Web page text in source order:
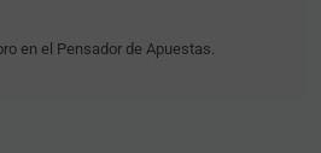
en el Pensador de Apuestas.